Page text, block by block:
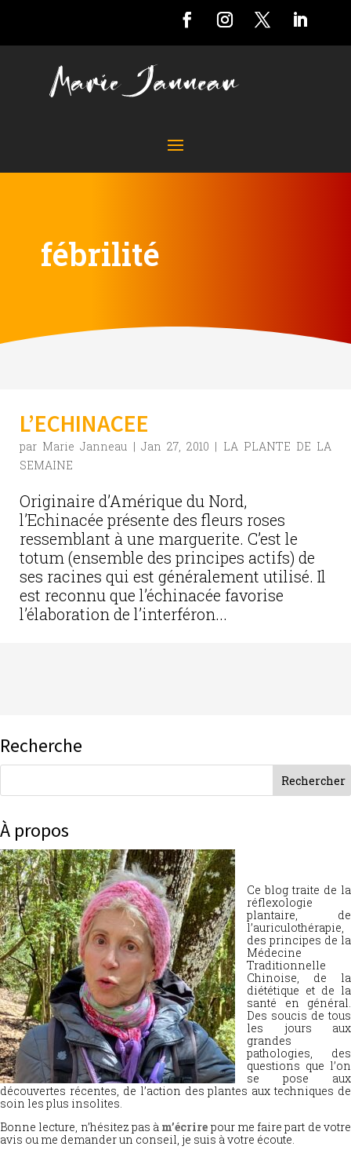
fébrilité
L’ECHINACEE
par Marie Janneau | Jan 27, 2010 | LA PLANTE DE LA
SEMAINE
Originaire d’Amérique du Nord,
l’Echinacée présente des fleurs roses
ressemblant à une marguerite. C’est le
totum (ensemble des principes actifs) de
ses racines qui est généralement utilisé. Il
est reconnu que l’échinacée favorise
l’élaboration de l’interféron...
Recherche
À propos
Ce blog traite de la
réflexologie
plantaire, de
l’auriculothérapie,
des principes de la
Médecine
Traditionnelle
Chinoise, de la
diététique et de la
santé en général.
Des soucis de tous
les jours aux
grandes
pathologies, des
questions que l’on
se pose aux
découvertes récentes, de l’action des plantes aux techniques de
soin les plus insolites.
Bonne lecture, n’hésitez pas à m’écrire pour me faire part de votre
avis ou me demander un conseil, je suis à votre écoute.